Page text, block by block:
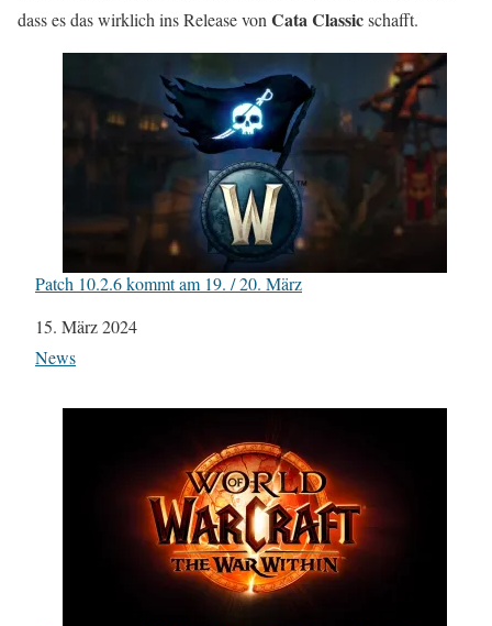
dass es das wirklich ins Release von Cata Classicschafft.
Patch 10.2.6 kommt am 19. / 20. März
Datum
15. März 2024
In Bezug auf
News